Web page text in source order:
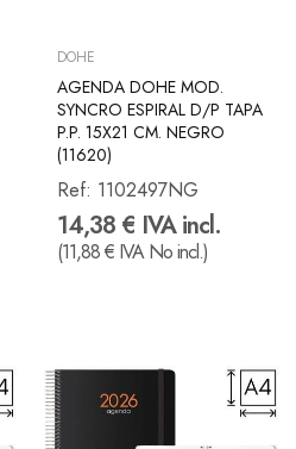
DOHE
AGENDA DOHE MOD.
SYNCRO ESPIRAL D/P TAPA
P.P. 15X21 CM. NEGRO
(11620)
Ref: 1102497NG
14,38 € IVA incl.
(11,88 € IVA No incl.)